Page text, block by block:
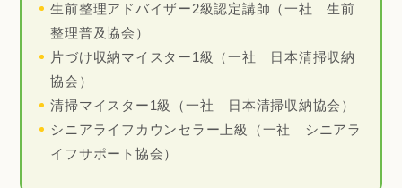
生前整理アドバイザー2級認定講師（一社 生前
整理普及協会）
片づけ収納マイスター1級（一社 日本清掃収納
協会）
清掃マイスター1級（一社 日本清掃収納協会）
シニアライフカウンセラー上級（一社 シニアラ
イフサポート協会）